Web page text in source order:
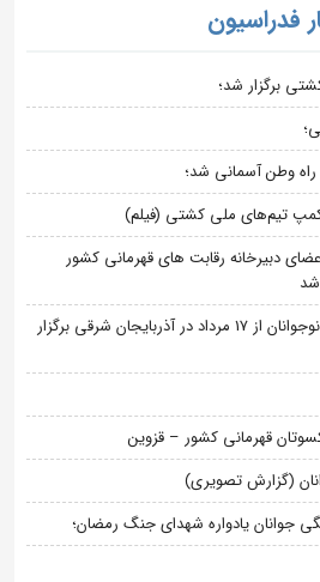
فدراسیون
برگزار شد؛
راه وطن آسمانی شد؛
تیم‌های ملی کشتی (فیلم)
دبیرخانه رقابت های قهرمانی کشور
اردوی تیم ملی کشتی ساحلی نوجوانان از 17 مرداد در آذربایجان شرقی برگزار
قهرمانی کشور – قزوین
(گزارش تصویری)
جوانان یادواره شهدای جنگ رمضان؛